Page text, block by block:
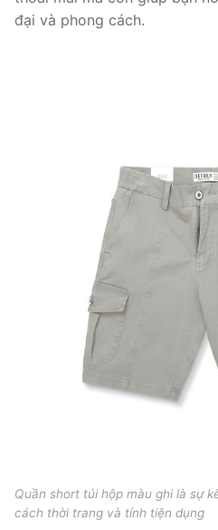
đại và phong cách.
Quần short túi hộp màu ghi là sự
cách thời trang và tính tiện dụng